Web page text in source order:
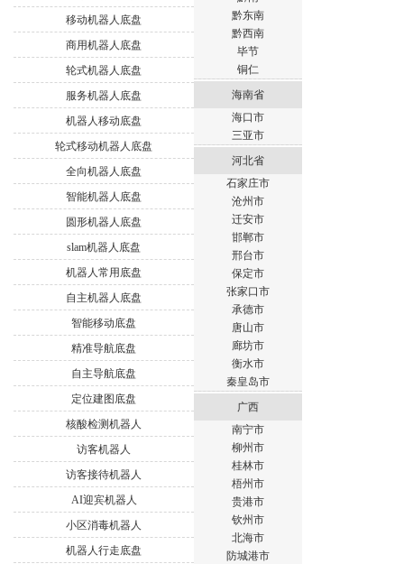
移动机器人底盘
商用机器人底盘
轮式机器人底盘
服务机器人底盘
机器人移动底盘
轮式移动机器人底盘
全向机器人底盘
智能机器人底盘
圆形机器人底盘
slam机器人底盘
机器人常用底盘
自主机器人底盘
智能移动底盘
精准导航底盘
自主导航底盘
定位建图底盘
核酸检测机器人
访客机器人
访客接待机器人
AI迎宾机器人
小区消毒机器人
机器人行走底盘
黔东南
黔西南
毕节
铜仁
海南省
海口市
三亚市
河北省
石家庄市
沧州市
迁安市
邯郸市
邢台市
保定市
张家口市
承德市
唐山市
廊坊市
衡水市
秦皇岛市
广西
南宁市
柳州市
桂林市
梧州市
贵港市
钦州市
北海市
防城港市